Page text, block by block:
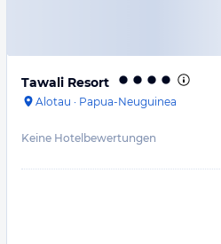
Tawali Resort
Alotau · Papua-Neuguinea
Keine Hotelbewertungen